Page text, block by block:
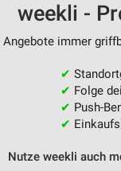
weekli -
immer
✔
✔ Folge
✔ Push-
✔
Nutze weekli auch